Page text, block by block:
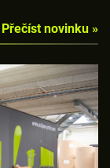
Přečíst novinku »